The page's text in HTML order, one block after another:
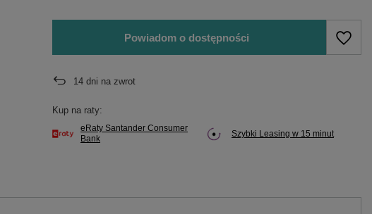
Powiadom o dostępności
14 dni na zwrot
Kup na raty:
eRaty Santander Consumer
Bank
Szybki Leasing w 15 minut